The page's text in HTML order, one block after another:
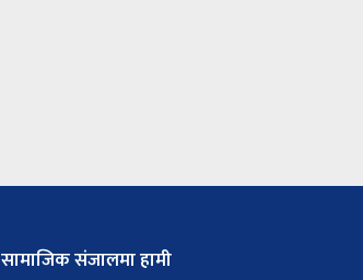
सामाजिक संजालमा हामी